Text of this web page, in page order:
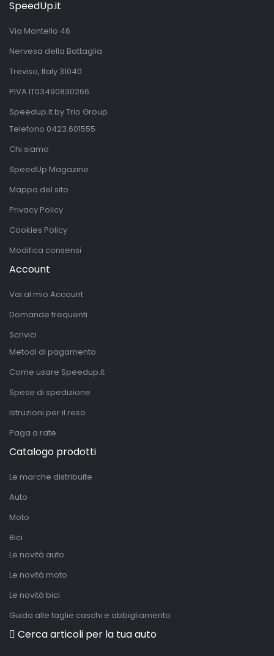
SpeedUp.it
Via Montello 46
Nervesa della Battaglia
Treviso, Italy 31040
PIVA IT03490830266
Speedup.it by Trio Group
Telefono 0423.601555
Chi siamo
SpeedUp Magazine
Mappa del sito
Privacy Policy
Cookies Policy
Modifica consensi
Account
Vai al mio Account
Domande frequenti
Scrivici
Metodi di pagamento
Come usare Speedup.it
Spese di spedizione
Istruzioni per il reso
Paga a rate
Catalogo prodotti
Le marche distribuite
Auto
Moto
Bici
Le novità auto
Le novità moto
Le novità bici
Guida alle taglie caschi e abbigliamento
Cerca articoli per la tua auto